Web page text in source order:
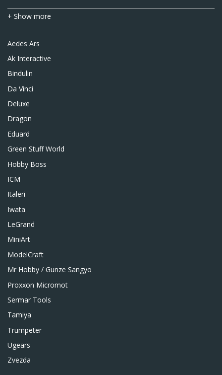
+ Show more
Aedes Ars
Ak Interactive
Bindulin
Da Vinci
Deluxe
Dragon
Eduard
Green Stuff World
Hobby Boss
ICM
Italeri
Iwata
LeGrand
MiniArt
ModelCraft
Mr Hobby / Gunze Sangyo
Proxxon Micromot
Sermar Tools
Tamiya
Trumpeter
Ugears
Zvezda